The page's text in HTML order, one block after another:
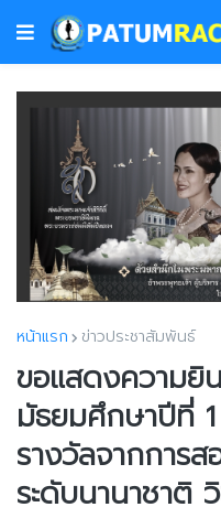
หน้าแรก ข่าวประชาสัมพันธ์
ขอแสดงความยิ
มัธยมศึกษาปีที่
รางวัลจากการ
ระดับนานาชาติ